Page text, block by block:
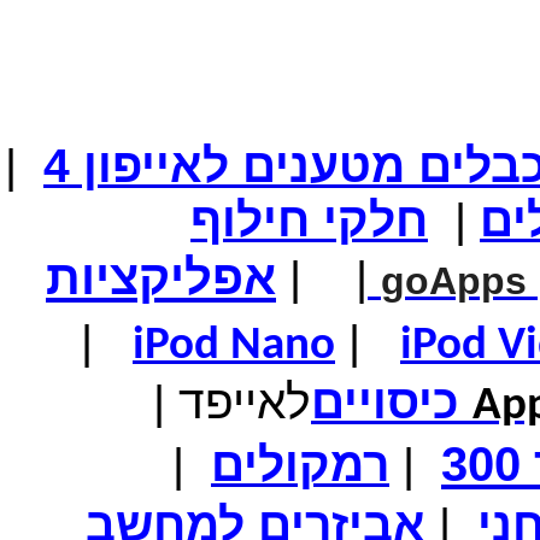
המחיר שלך
המחיר כולל משלוח :
GPS- לרכב בגודל 5 אינץ'
מחיר שוק
₪399.00
משלוח חינם
טאבלט בגודל 7אינץ' Android 4
מטענים לאייפון 4
|
| חלקי חילוף
goApps
|
| אפליקציות
iPod
|
iPod Nano
|
כיסוייםלאייפד |
| רמקולים
|
| אביזרים למחשב